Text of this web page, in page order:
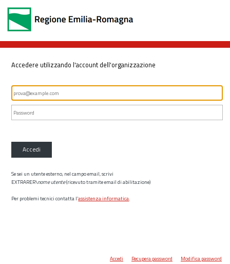
Accedere utilizzando l'account dell'organizzazione
Accedi
Se sei un utente esterno, nel campo email, scrivi
EXTRARER\nome utente(ricevuto tramite email di abilitazione)
Per problemi tecnici contatta l’assistenza informatica.
Accedi Recupera password Modifica password